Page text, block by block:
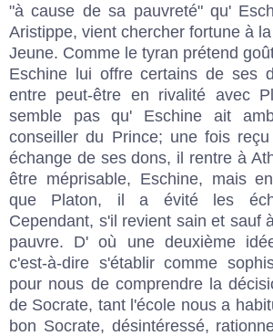
"à cause de sa pauvreté" qu'
Aristippe, vient chercher fortune à
Jeune. Comme le tyran prétend
Eschine lui offre certains de ses
entre peut-être en rivalité avec
semble pas qu' Eschine ait
conseiller du Prince; une fois
échange de ses dons, il rentre à
être méprisable, Eschine, mais
que Platon, il a évité les
Cependant, s'il revient sain et sauf
pauvre. D' où une deuxième
c'est-à-dire s'établir comme
pour nous de comprendre la
de Socrate, tant l'école nous a
bon Socrate, désintéressé,